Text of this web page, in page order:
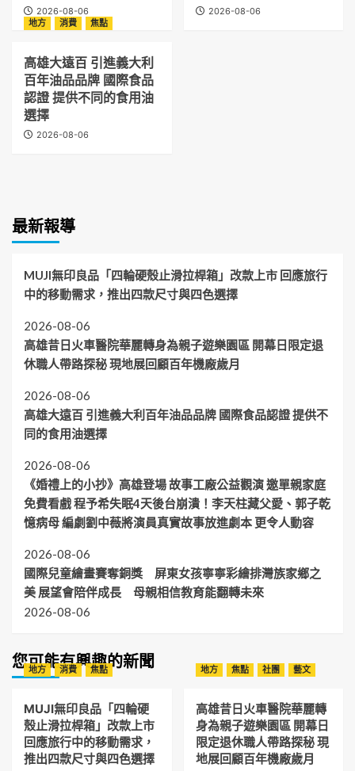
2026-08-06
2026-08-06
地方
消費 焦點
高雄大遠百 引進義大利
百年油品品牌 國際食品
認證 提供不同的食用油
選擇
2026-08-06
最新報導
MUJI無印良品「四輪硬殼止滑拉桿箱」改款上市 回應旅行
中的移動需求，推出四款尺寸與四色選擇
2026-08-06
高雄昔日火車醫院華麗轉身為親子遊樂園區 開幕日限定退
休職人帶路探秘 現地展回顧百年機廠歲月
2026-08-06
高雄大遠百 引進義大利百年油品品牌 國際食品認證 提供不
同的食用油選擇
2026-08-06
《婚禮上的小抄》高雄登場 故事工廠公益觀演 邀單親家庭
免費看戲 程予希失眠4天後台崩潰！李天柱藏父愛、郭子乾
憶病母 編劇劉中薇將演員真實故事放進劇本 更令人動容
2026-08-06
國際兒童繪畫賽奪銅獎 屏東女孩寧寧彩繪排灣族家鄉之
美 展望會陪伴成長 母親相信教育能翻轉未來
2026-08-06
您可能有興趣的新聞
地方 消費 焦點
MUJI無印良品「四輪硬
殼止滑拉桿箱」改款上市
回應旅行中的移動需求，
推出四款尺寸與四色選擇
地方 焦點 社團 藝文
高雄昔日火車醫院華麗轉
身為親子遊樂園區 開幕日
限定退休職人帶路探秘 現
地展回顧百年機廠歲月